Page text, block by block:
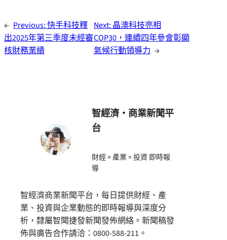
← Previous:快手科技釋
出2025年第三季度未經審
核財務業績
Next: 晶澳科技亮相
COP30，連續四年參會彰顯
氣候行動領導力 →
智經濟・商業新聞平
台
財經 × 產業 × 投資 即時報
導
智經濟商業新聞平台，每日提供財經、產
業、投資與企業動態的即時報導與深度分
析，隸屬智聞捷發新聞發佈網絡。新聞稿發
佈與廣告合作請洽：0800-588-211。